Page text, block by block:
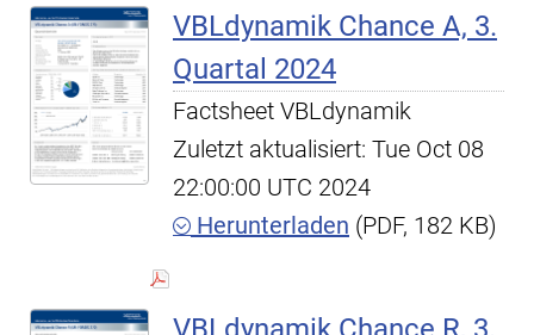
VBLdynamik Chance A, 3.
Quartal 2024
Factsheet VBLdynamik
Zuletzt aktualisiert: Tue Oct 08
22:00:00 UTC 2024
Herunterladen (PDF, 182 KB)